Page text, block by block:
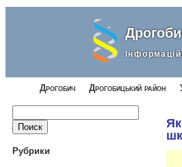
Дрогобич Дрогобицький район
Найти:
Рубрики